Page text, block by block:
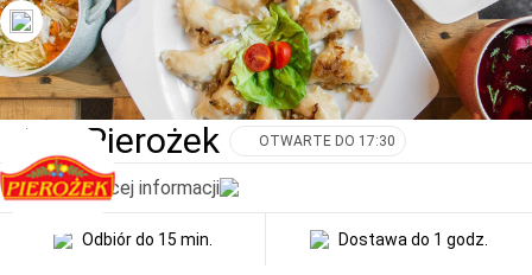
Bar Pierożek OTWARTE DO 17:30
Pokaż więcej informacji
Odbiórdo 15 min. Dostawado 1 godz.